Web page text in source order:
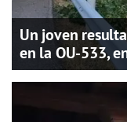
Un joven
en la OU-533,